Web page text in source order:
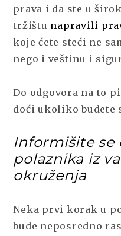
prava i da ste u
tržištu napravili
koje ćete steći ne
nego i veštinu i
Do odgovora na to
doći ukoliko budete
Informišite se
polaznika iz
okruženja
Neka prvi korak u
bude neposredno